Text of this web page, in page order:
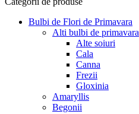
Bulbi de Flori de Primavara
Alti bulbi de primavara
Alte soiuri
Cala
Canna
Frezii
Gloxinia
Amaryllis
Begonii